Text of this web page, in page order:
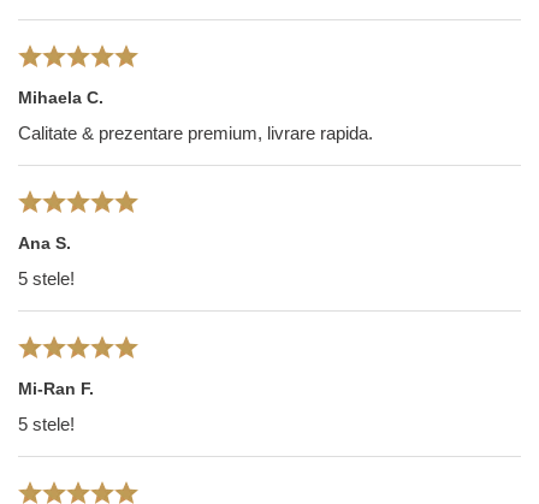
Mihaela C.
Calitate & prezentare premium, livrare rapida.
Ana S.
5 stele!
Mi-Ran F.
5 stele!